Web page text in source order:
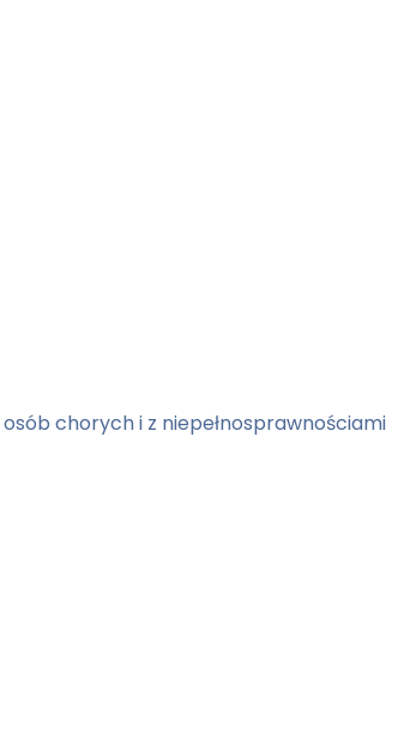
chorych i z niepełnosprawnościami